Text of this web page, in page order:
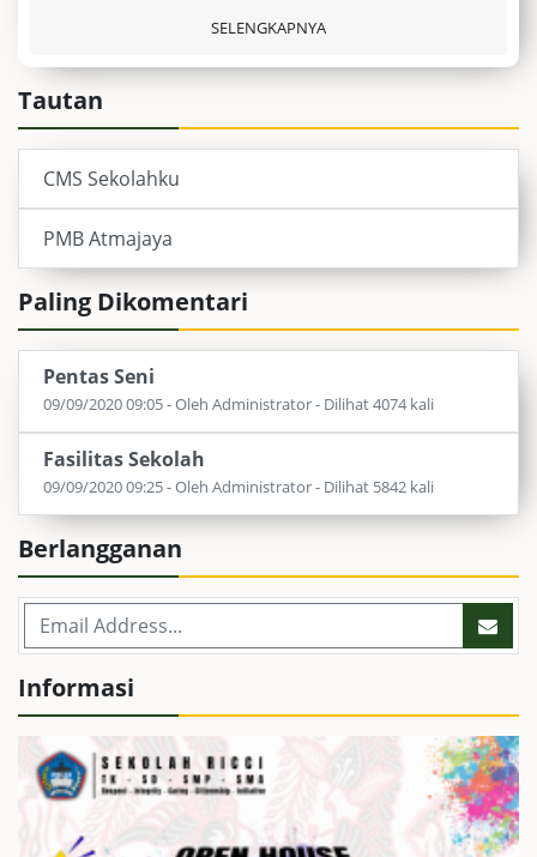
SELENGKAPNYA
Tautan
CMS Sekolahku
PMB Atmajaya
Paling Dikomentari
Pentas Seni
09/09/2020 09:05 - Oleh Administrator - Dilihat 4074 kali
Fasilitas Sekolah
09/09/2020 09:25 - Oleh Administrator - Dilihat 5842 kali
Berlangganan
Informasi